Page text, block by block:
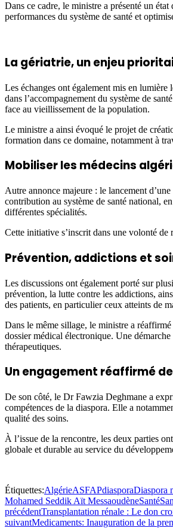
Dans ce cadre, le ministre a présenté un
performances du système de santé et
La gériatrie, un enjeu
Les échanges ont également mis en lumière
dans l’accompagnement du système de
face au vieillissement de la population.
Le ministre a ainsi évoqué le projet de
formation dans ce domaine, notamment à
Mobiliser les médecins
Autre annonce majeure : le lancement
contribution au système de santé national,
différentes spécialités.
Cette initiative s’inscrit dans une volonté de
Prévention, addictions et
Les discussions ont également porté sur
prévention, la lutte contre les addictions,
des patients, en particulier ceux atteints de
Dans le même sillage, le ministre a
dossier médical électronique. Une
thérapeutiques.
Un engagement réaffirmé
De son côté, le Dr Fawzia Deghmane a
compétences de la diaspora. Elle a
qualité des soins.
À l’issue de la rencontre, les deux parties
globale et durable au service du
Étiquettes:AlgérieASFAPdiasporaDiaspora
Mohamed Seddik Aït MessaoudèneSanté
précédentTransplantation rénale : Le don
suivantMedicaments: Inauguration de la